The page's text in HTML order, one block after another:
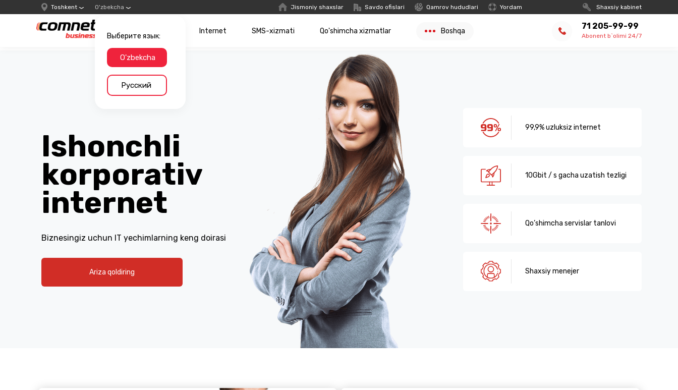
Toshkent O'zbekcha
Выберите язык:
O'zbekcha
Русский
Jismoniy shaxslar Savdo ofislari Qamrov hududlari Yordam Shaxsiy kabinet
Internet SMS-xizmati Qo'shimcha xizmatlar Boshqa 71 205-99-99
Abonent b`olimi 24/7
Ishonchli
korporativ
internet
Biznesingiz uchun IT yechimlarning keng doirasi
Ariza qoldiring
99,9% uzluksiz internet
10Gbit / s gacha uzatish tezligi
Qo’shimcha servislar tanlovi
Shaxsiy menejer